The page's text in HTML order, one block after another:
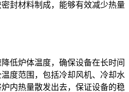
封材料制成，能够有效减少热量
低炉体温度，确保设备在长时间
度范围，包括冷却风机、冷却水
内热量散发出去，保证设备的稳